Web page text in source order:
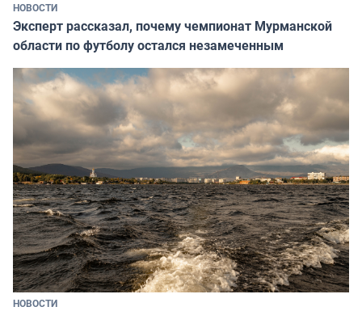
НОВОСТИ
Эксперт рассказал, почему чемпионат Мурманской
области по футболу остался незамеченным
НОВОСТИ